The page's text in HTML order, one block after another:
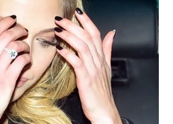
için İnternet
kişilere ait çerezler
vasıtasıyla çeşitli kişisel
olan çerezler bilgi
amacıyla
sitemizin daha işlevsel